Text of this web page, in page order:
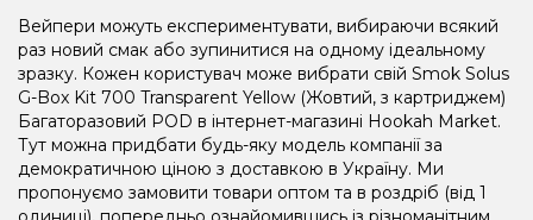
Вейпери можуть експериментувати, вибираючи всякий
раз новий смак або зупинитися на одному ідеальному
зразку. Кожен користувач може вибрати свій Smok Solus
G-Box Kit 700 Transparent Yellow (Жовтий, з картриджем)
Багаторазовий POD в інтернет-магазині Hookah Market.
Тут можна придбати будь-яку модель компанії за
демократичною ціною з доставкою в Україну. Ми
пропонуємо замовити товари оптом та в роздріб (від 1